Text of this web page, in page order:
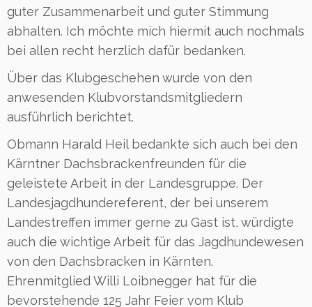
guter Zusammenarbeit und guter Stimmung
abhalten. Ich möchte mich hiermit auch nochmals
bei allen recht herzlich dafür bedanken.
Über das Klubgeschehen wurde von den
anwesenden Klubvorstandsmitgliedern
ausführlich berichtet.
Obmann Harald Heil bedankte sich auch bei den
Kärntner Dachsbrackenfreunden für die
geleistete Arbeit in der Landesgruppe. Der
Landesjagdhundereferent, der bei unserem
Landestreffen immer gerne zu Gast ist, würdigte
auch die wichtige Arbeit für das Jagdhundewesen
von den Dachsbracken in Kärnten.
Ehrenmitglied Willi Loibnegger hat für die
bevorstehende 125 Jahr Feier vom Klub